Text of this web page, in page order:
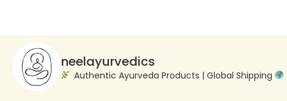
neelayurvedics
Authentic Ayurveda Products | Global Shipping